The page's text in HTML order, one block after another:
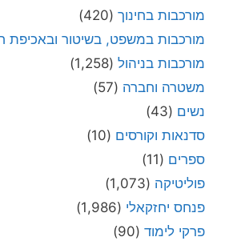
מורכבות בחינוך (420)
מורכבות במשפט, בשיטור ובאכיפת
מורכבות בניהול (1,258)
משטרה וחברה (57)
נשים (43)
סדנאות וקורסים (10)
ספרים (11)
פוליטיקה (1,073)
פנחס יחזקאלי (1,986)
פרקי לימוד (90)